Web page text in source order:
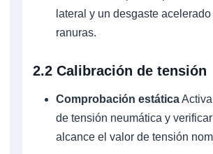
lateral y un desgaste
ranuras.
2.2 Calibración de tensión
Comprobación estática
de tensión neumática y
alcance el valor de tensión